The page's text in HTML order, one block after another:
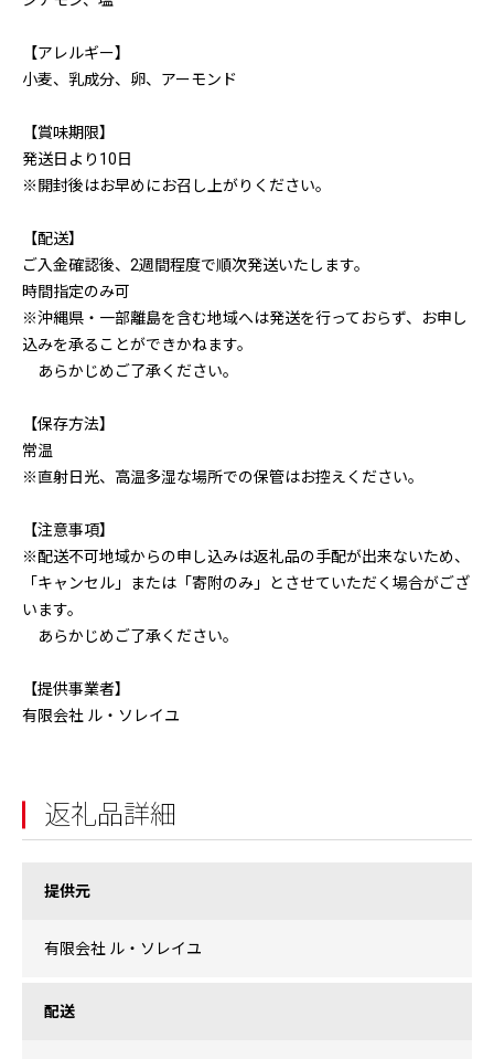
【アレルギー】
小麦、乳成分、卵、アーモンド
【賞味期限】
発送日より10日
※開封後はお早めにお召し上がりください。
【配送】
ご入金確認後、2週間程度で順次発送いたします。
時間指定のみ可
※沖縄県・一部離島を含む地域へは発送を行っておらず、お申し
込みを承ることができかねます。
あらかじめご了承ください。
【保存方法】
常温
※直射日光、高温多湿な場所での保管はお控えください。
【注意事項】
※配送不可地域からの申し込みは返礼品の手配が出来ないため、
「キャンセル」または「寄附のみ」とさせていただく場合がござ
います。
あらかじめご了承ください。
【提供事業者】
有限会社 ル・ソレイユ
返礼品詳細
提供元
有限会社 ル・ソレイユ
配送